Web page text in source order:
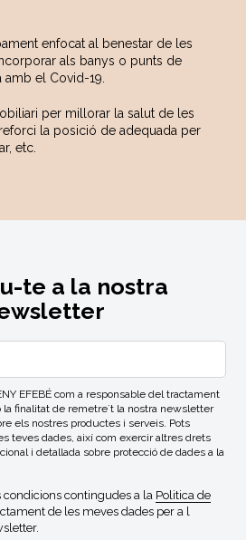
enfocat al benestar de les
als banys o punts de
amb el Covid-19.
per millorar la salut de les
la posició de adequada per
etc.
te a la nostra
EFEBÉ com a responsable del tractament
finalitat de remetre´t la nostra newsletter
els nostres productes i serveis. Pots
teves dades, així com exercir altres drets
i detallada sobre protecció de dades a la
condicions contingudes a la Politica de
de les meves dades per a l